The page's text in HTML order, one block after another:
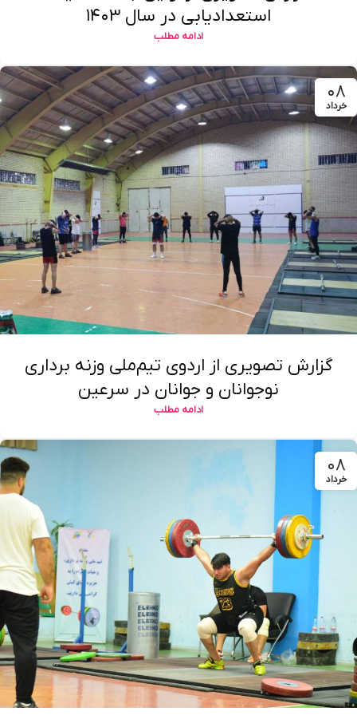
استعدادیابی در سال ۱۴۰۳
ادامه مطلب
۰۸
خرداد
گزارش تصویری از اردوی تیم‌ملی وزنه برداری
نوجوانان و جوانان در سرعین
ادامه مطلب
۰۸
خرداد